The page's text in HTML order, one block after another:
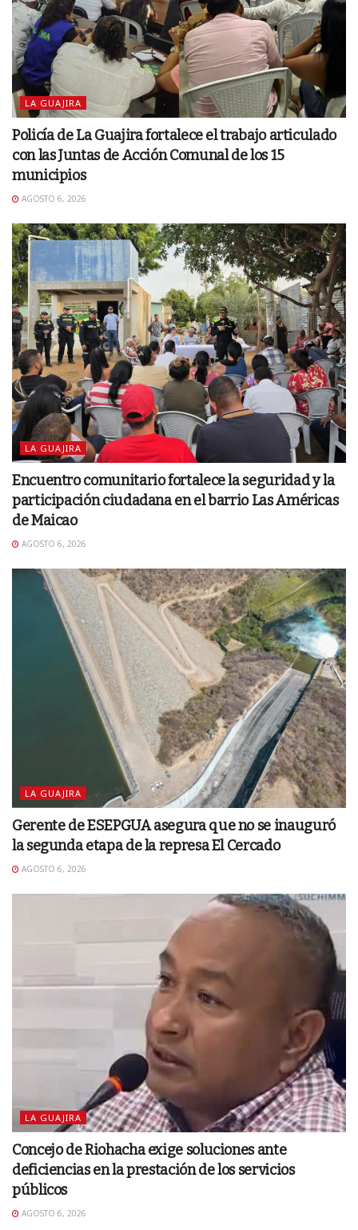
LA GUAJIRA
Policía de La Guajira fortalece el trabajo articulado
con las Juntas de Acción Comunal de los 15
municipios
AGOSTO 6, 2026
LA GUAJIRA
Encuentro comunitario fortalece la seguridad y la
participación ciudadana en el barrio Las Américas
de Maicao
AGOSTO 6, 2026
LA GUAJIRA
Gerente de ESEPGUA asegura que no se inauguró
la segunda etapa de la represa El Cercado
AGOSTO 6, 2026
LA GUAJIRA
Concejo de Riohacha exige soluciones ante
deficiencias en la prestación de los servicios
públicos
AGOSTO 6, 2026